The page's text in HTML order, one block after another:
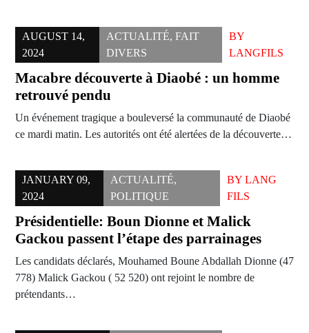
AUGUST 14,
2024
ACTUALITÉ, FAIT
DIVERS
BY
LANGFILS
Macabre découverte à Diaobé : un homme
retrouvé pendu
Un événement tragique a bouleversé la communauté de Diaobé
ce mardi matin. Les autorités ont été alertées de la découverte…
JANUARY 09,
2024
ACTUALITÉ,
POLITIQUE
BY LANG
FILS
Présidentielle: Boun Dionne et Malick
Gackou passent l’étape des parrainages
Les candidats déclarés, Mouhamed Boune Abdallah Dionne (47
778) Malick Gackou ( 52 520) ont rejoint le nombre de
prétendants…